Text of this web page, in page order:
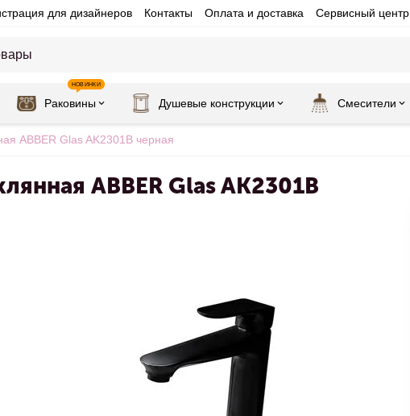
для дизайнеров Контакты Оплата и доставка Сервисный центр
Раковины
НОВИНКИ
Душевые конструкции Смесители
ABBER Glas AK2301B черная
ABBER Glas AK2301B